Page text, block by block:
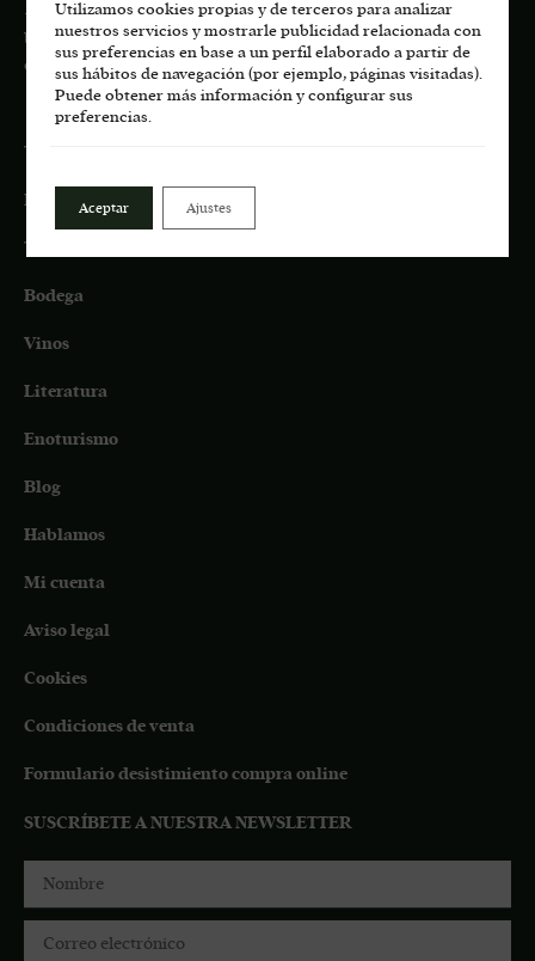
+34
617 00 75 77
bodega.lasmoradas@grupoenate.es
enoturismo.lasmoradas@grupoenate.es
Tienda
Eco
Terroir
Bodega
Vinos
Literatura
Enoturismo
Blog
Hablamos
Mi cuenta
Aviso legal
Cookies
Condiciones de venta
Formulario desistimiento compra online
SUSCRÍBETE A NUESTRA NEWSLETTER
Utilizamos cookies propias y de terceros para analizar
nuestros servicios y mostrarle publicidad relacionada con
sus preferencias en base a un perfil elaborado a partir de
sus hábitos de navegación (por ejemplo, páginas visitadas).
Puede obtener más información y configurar sus
preferencias.
Aceptar Ajustes